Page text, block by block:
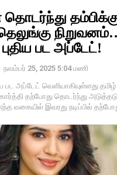
தெலுங்கு
பட அப்டேட்!
நவம்பர் 25, 2025 5:04 மணி
பட அப்டேட்
தற்போது தொடர்ந்து
வகையில் இவரது நடிப்பில்